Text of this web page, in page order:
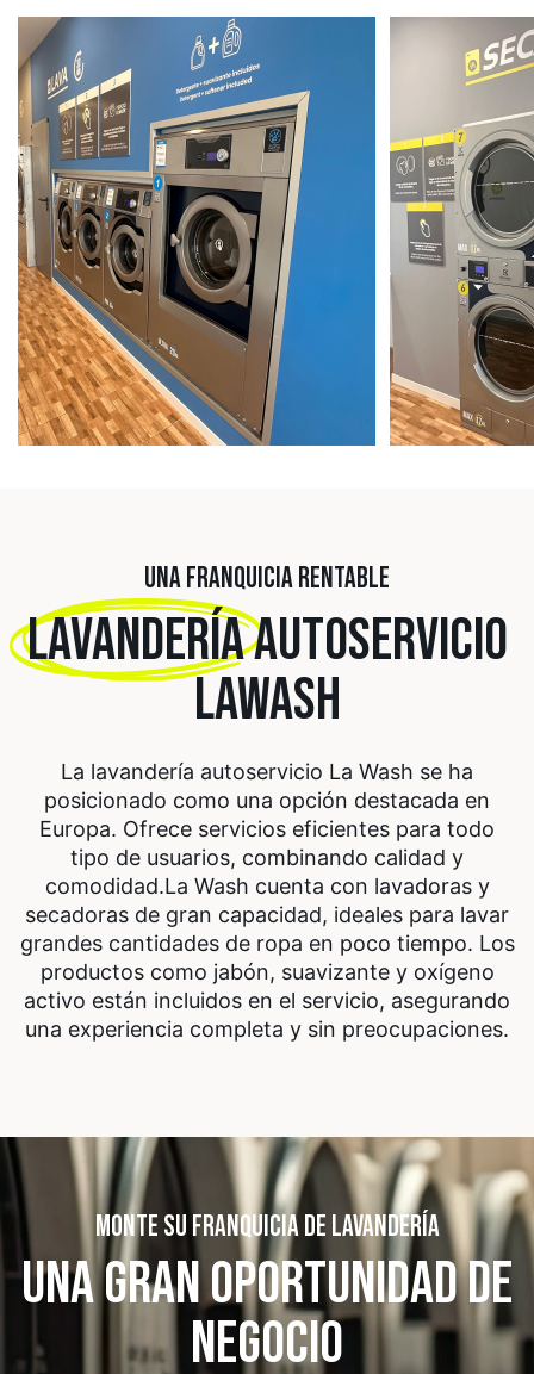
UNA FRANQUICIA RENTABLE
LAVANDERÍAAUTOSERVICIO
LAWASH
La lavandería autoservicio La Wash se ha
posicionado como una opción destacada en
Europa. Ofrece servicios eficientes para todo
tipo de usuarios, combinando calidad y
comodidad.La Wash cuenta con lavadoras y
secadoras de gran capacidad, ideales para lavar
grandes cantidades de ropa en poco tiempo. Los
productos como jabón, suavizante y oxígeno
activo están incluidos en el servicio, asegurando
una experiencia completa y sin preocupaciones.
MONTE SU FRANQUICIA DE LAVANDERÍA
UNA GRAN OPORTUNIDADDE
NEGOCIO